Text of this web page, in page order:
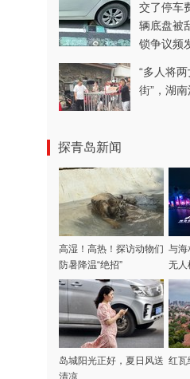
交了停车
辆底盘被
锁争议频
“多人将
街”，湖
探青岛新闻
高湿！高热！探访动物们
防暑降温“绝招”
与海
无人
秀同
20周
宴！
岛城阳光正好，夏日风送
清凉
红瓦